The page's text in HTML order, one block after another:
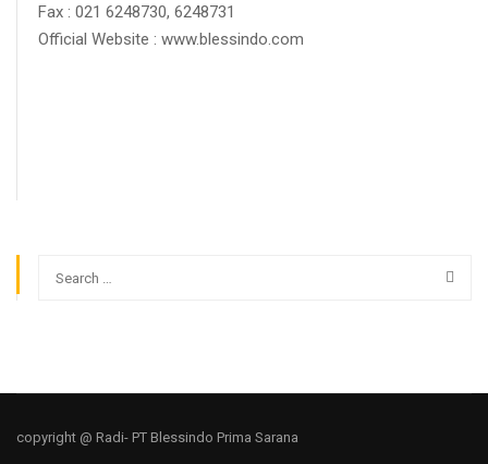
Fax : 021 6248730, 6248731
Official Website : www.blessindo.com
copyright @ Radi- PT Blessindo Prima Sarana